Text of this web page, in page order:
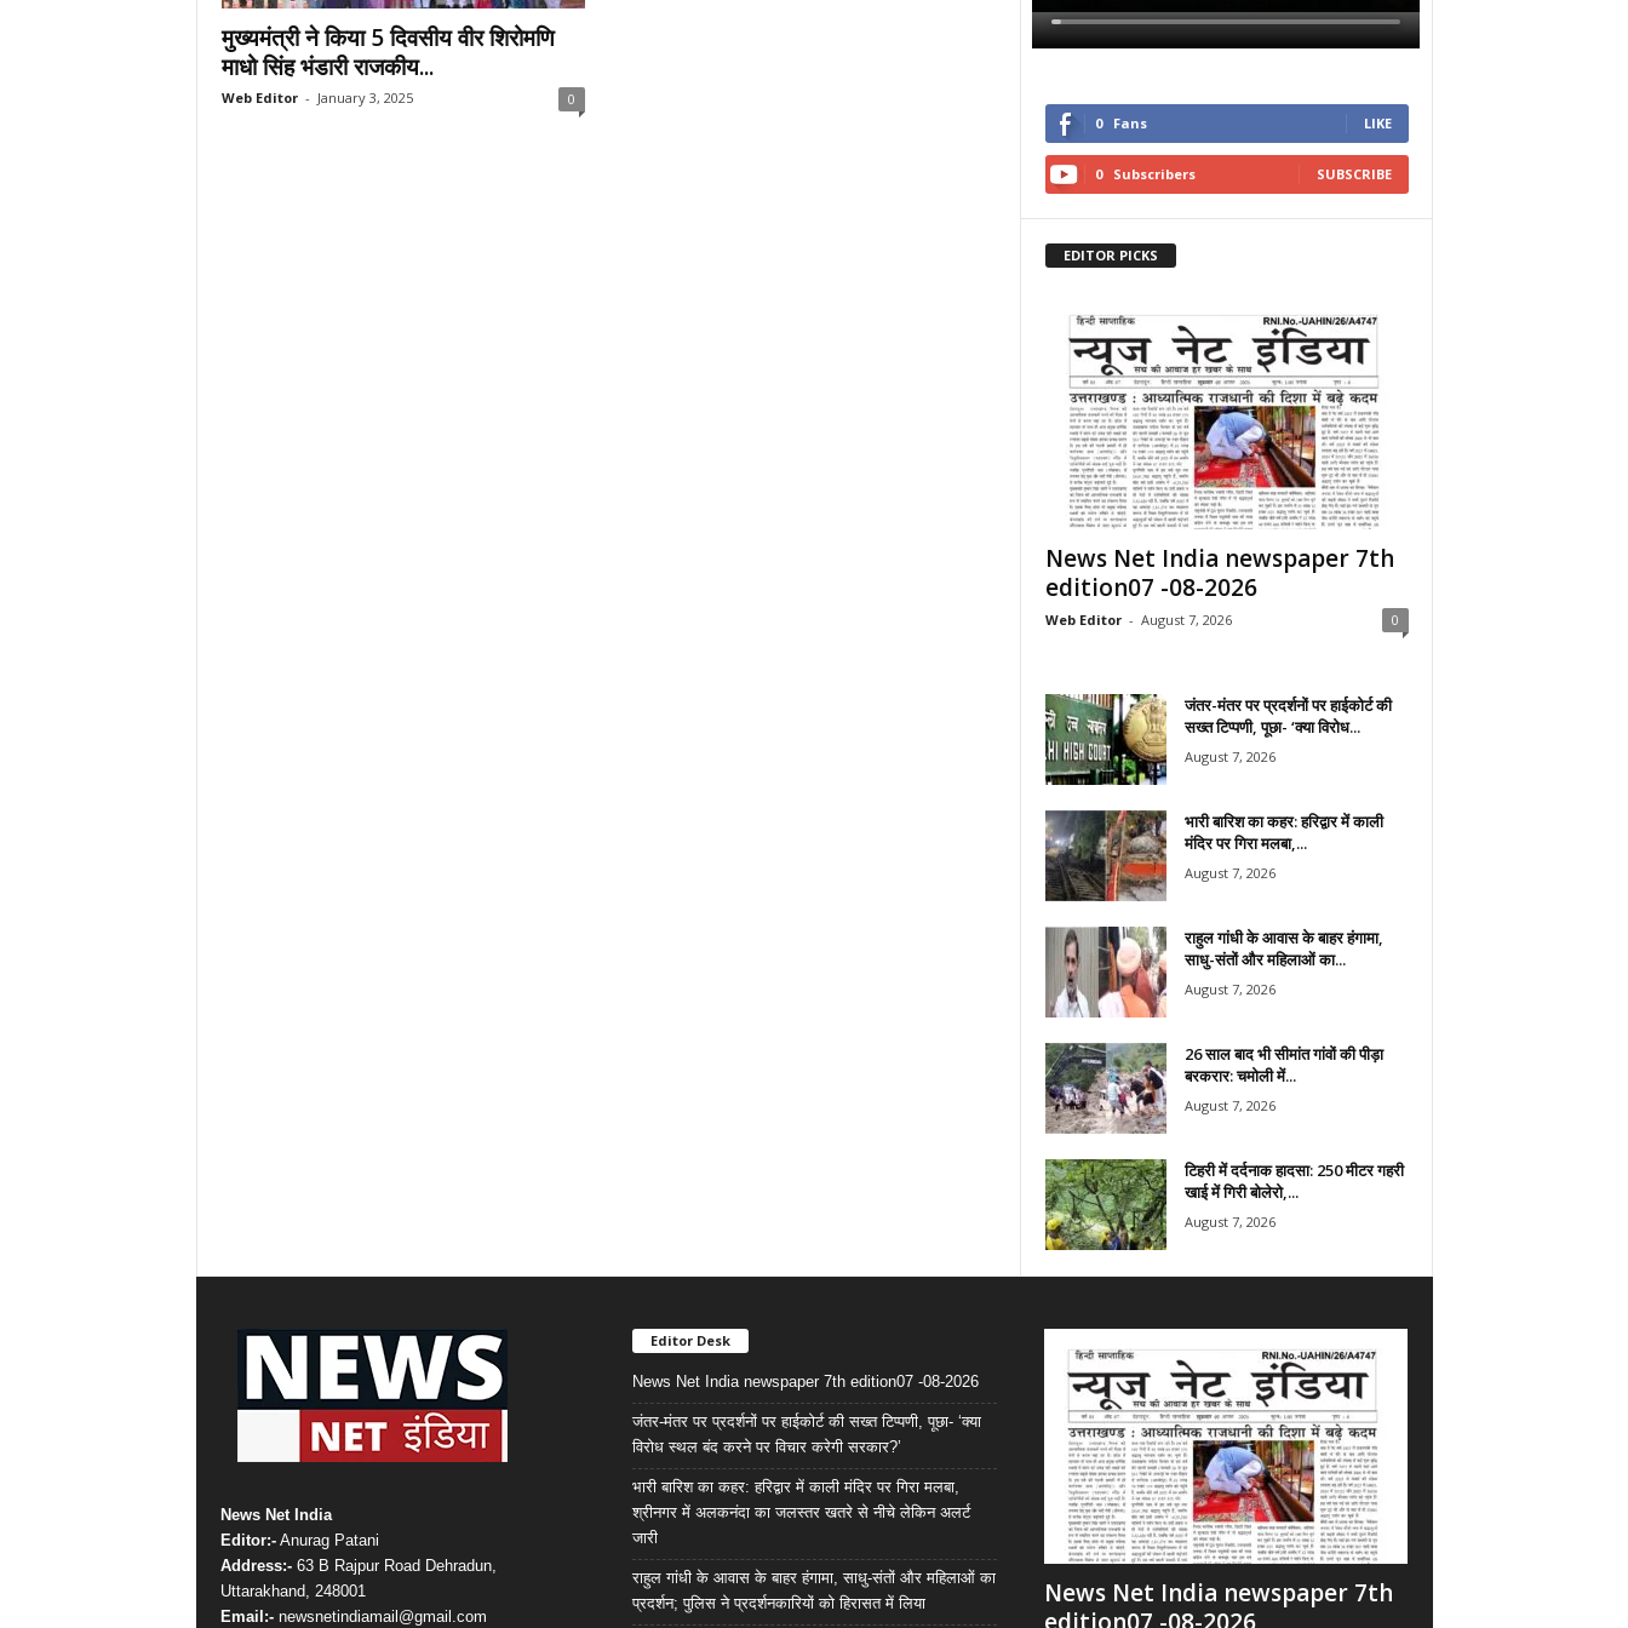
मुख्यमंत्री ने किया 5 दिवसीय वीर शिरोमणि
माधो सिंह भंडारी राजकीय...
Web Editor - January 3, 2025 0
0 Fans LIKE
0 Subscribers SUBSCRIBE
EDITOR PICKS
News Net India newspaper 7th
edition07 -08-2026
Web Editor - August 7, 2026 0
जंतर-मंतर पर प्रदर्शनों पर हाईकोर्ट की
सख्त टिप्पणी, पूछा- ‘क्या विरोध...
August 7, 2026
भारी बारिश का कहर: हरिद्वार में काली
मंदिर पर गिरा मलबा,...
August 7, 2026
राहुल गांधी के आवास के बाहर हंगामा,
साधु-संतों और महिलाओं का...
August 7, 2026
26 साल बाद भी सीमांत गांवों की पीड़ा
बरकरार: चमोली में...
August 7, 2026
टिहरी में दर्दनाक हादसा: 250 मीटर गहरी
खाई में गिरी बोलेरो,...
August 7, 2026
News Net India
Editor:-Anurag Patani
Address:-63 B Rajpur Road Dehradun,
Uttarakhand, 248001
Email:-newsnetindiamail@gmail.com
Editor Desk
News Net India newspaper 7th edition07 -08-2026
जंतर-मंतर पर प्रदर्शनों पर हाईकोर्ट की सख्त टिप्पणी, पूछा- ‘क्या
विरोध स्थल बंद करने पर विचार करेगी सरकार?’
भारी बारिश का कहर: हरिद्वार में काली मंदिर पर गिरा मलबा,
श्रीनगर में अलकनंदा का जलस्तर खतरे से नीचे लेकिन अलर्ट
जारी
राहुल गांधी के आवास के बाहर हंगामा, साधु-संतों और महिलाओं का
प्रदर्शन; पुलिस ने प्रदर्शनकारियों को हिरासत में लिया
News Net India newspaper 7th